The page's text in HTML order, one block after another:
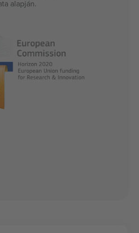
alapján.